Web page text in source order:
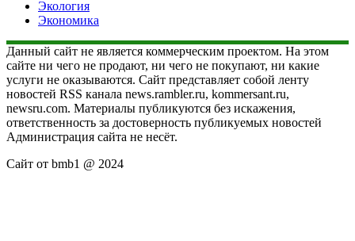
Экология
Экономика
Данный сайт не является коммерческим проектом. На этом
сайте ни чего не продают, ни чего не покупают, ни какие
услуги не оказываются. Сайт представляет собой ленту
новостей RSS канала news.rambler.ru, kommersant.ru,
newsru.com. Материалы публикуются без искажения,
ответственность за достоверность публикуемых новостей
Администрация сайта не несёт.
Сайт от bmb1 @ 2024